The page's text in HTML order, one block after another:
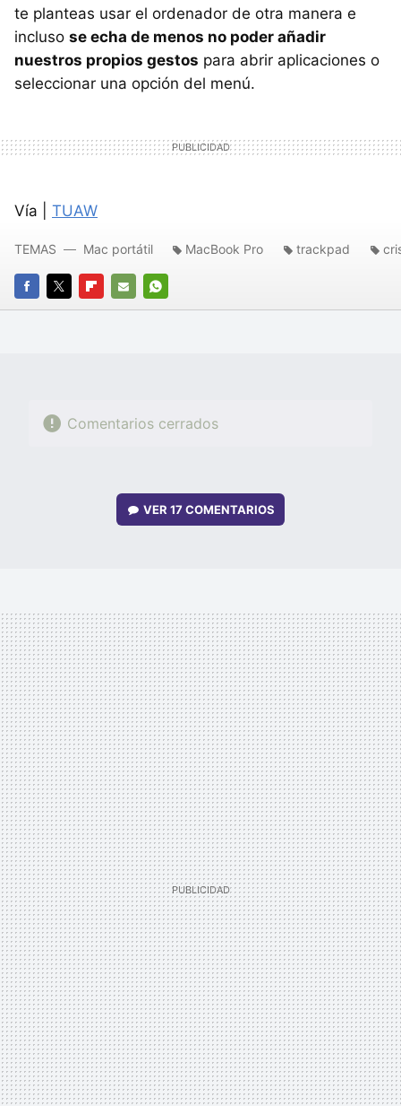
te planteas usar el ordenador de otra manera e
incluso se echa de menos no poder añadir
nuestros propios gestos para abrir aplicaciones o
seleccionar una opción del menú.
Vía | TUAW
FACEBOOK
TWITTERFLIPBOARD
E-
WHATSAPP
TEMAS Mac portátil MacBook Pro trackpad
Comentarios cerrados
VER17 COMENTARIOS